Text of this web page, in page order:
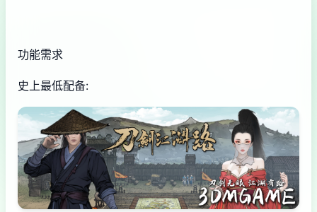
功能需求
史上最低配备: